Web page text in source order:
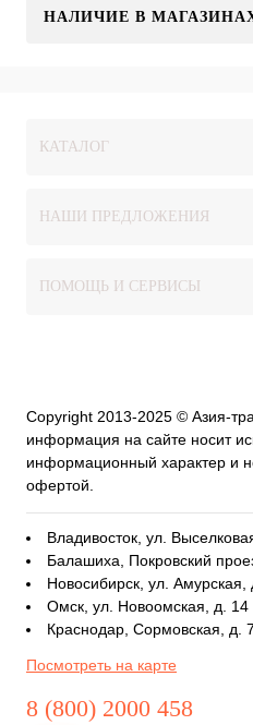
НАЛИЧИЕ В
КАТАЛОГ
НАШИ ПРЕДЛОЖЕНИЯ
ПОМОЩЬ И СЕРВИСЫ
Copyright 2013-2025 © Азия-
информация на сайте носит
информационный характер и
офертой.
Владивосток, ул.
Балашиха, Покровский
Новосибирск, ул. Амурская,
Омск, ул. Новоомская, д. 14
Краснодар, Сормовская, д.
Посмотреть на карте
8 (800) 2000 458